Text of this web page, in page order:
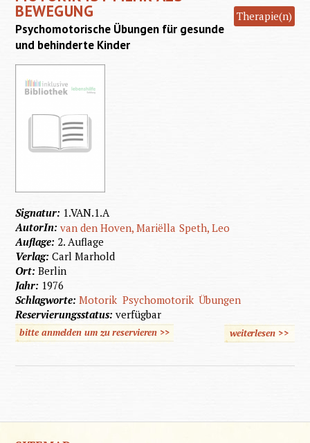
BEWEGUNG Therapie(n)
Psychomotorische Übungen für gesunde
und behinderte Kinder
Signatur: 1.VAN.1.A
AutorIn:van den Hoven, Mariëlla Speth, Leo
Auflage: 2. Auflage
Verlag:Carl Marhold
Ort:Berlin
Jahr: 1976
Schlagworte:Motorik Psychomotorik Übungen
Reservierungsstatus:verfügbar
bitte anmelden um zu reservieren >> weiterlesen
über
>>